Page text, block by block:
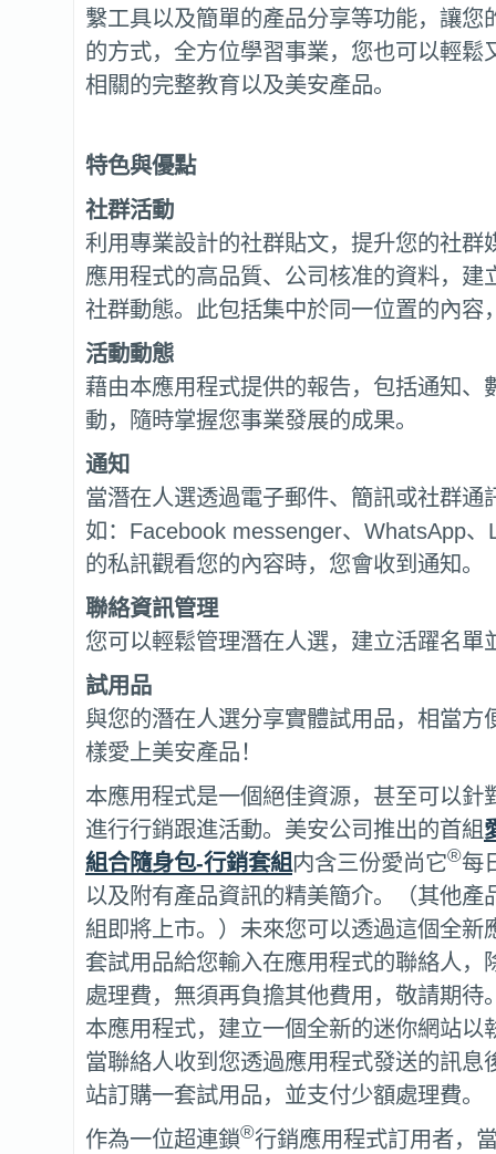
繫工具以及簡單的產品分享等功能，讓您
的方式，全方位學習事業，您也可以輕鬆
相關的完整教育以及美安產品。
特色與優點
社群活動
利用專業設計的社群貼文，提升您的社群
應用程式的高品質、公司核准的資料，建
社群動態。此包括集中於同一位置的內容
活動動態
藉由本應用程式提供的報告，包括通知、
動，隨時掌握您事業發展的成果。
通知
當潛在人選透過電子郵件、簡訊或社群通
如：Facebook messenger、WhatsApp
的私訊觀看您的內容時，您會收到通知。
聯絡資訊管理
您可以輕鬆管理潛在人選，建立活躍名單
試用品
與您的潛在人選分享實體試用品，相當方
樣愛上美安產品！
本應用程式是一個絕佳資源，甚至可以針
進行行銷跟進活動。美安公司推出的首組
組合隨身包-行銷套組内含三份愛尚它®每
以及附有產品資訊的精美簡介。（其他產
組即將上市。）未來您可以透過這個全新
套試用品給您輸入在應用程式的聯絡人，
處理費，無須再負擔其他費用，敬請期待
本應用程式，建立一個全新的迷你網站以
當聯絡人收到您透過應用程式發送的訊息
站訂購一套試用品，並支付少額處理費。
作為一位超連鎖®行銷應用程式訂用者，